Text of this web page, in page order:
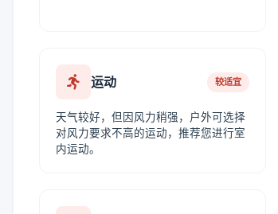
运动 较适宜
天气较好，但因风力稍强，户外可选择
对风力要求不高的运动，推荐您进行室
内运动。